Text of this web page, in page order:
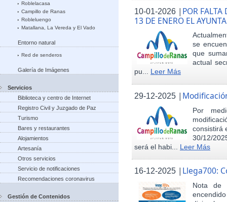
Roblelacasa
Campillo de Ranas
Robleluengo
Matallana, La Vereda y El Vado
Entorno natural
Red de senderos
Galería de Imágenes
Servicios
Biblioteca y centro de Internet
Registro Civil y Juzgado de Paz
Turismo
Bares y restaurantes
Alojamientos
Artesanía
Otros servicios
Servicio de notificaciones
Recomendaciones coronavirus
Gestión de Contenidos
10-01-2026 | POR FALTA
13 DE ENERO EL
se
que
actual
pu... Leer Más
29-12-2025 |
Por
consistirá
30/12/
será el habi... Leer Más
16-12-2025 | Llega700:
Nota de